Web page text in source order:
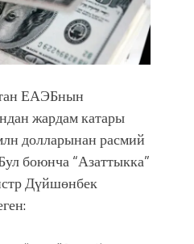
улуу көч
керек!”
(Дарек. Видео)
“Ала-
жана
Видео)
музыкалуу
ЕАЭБнын
жардам катары
долларынан расмий
боюнча “Азаттыкка”
Дүйшөнбек